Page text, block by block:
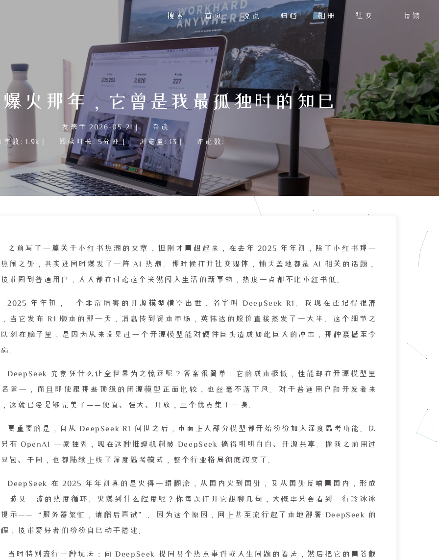
搜索 首页 说说 归档 相册 社交 反馈
爆火那年，它曾是我最孤独时的知己
发表于 2026-05-21 |
杂谈
字数: 1.9k | 阅读时长: 5分钟 | 浏览量: 13 | 评论数:
之前写了一篇关于小红书热潮的文章，但刚才回想起来，在去年 2025 年年初，除了小红书那一
闹之外，其实还同时爆发了一阵 AI 热潮。那时候打开社交媒体，铺天盖地都是 AI 相关的话题，
术圈到普通用户，人人都在讨论这个突然闯入生活的新事物，热度一点都不比小红书低。
2025 年年初，一个非常厉害的开源模型横空出世，名字叫 DeepSeek R1。我现在还记得很清
当它发布 R1 版本的那一天，消息传到资本市场，英伟达的股价直接蒸发了一大半。这个细节之
刻在脑子里，是因为从来没见过一个开源模型能对硬件巨头造成如此巨大的冲击，那种震撼至今
。
DeepSeek 究竟凭什么让全世界为之惊讶呢？答案很简单：它的成本极低，性能却在开源模型里
第一，而且即使跟那些顶级的闭源模型正面比较，也丝毫不落下风。对于普通用户和开发者来
这就已经足够完美了——便宜、强大、开放，三个优点集于一身。
更重要的是，自从 DeepSeek R1 问世之后，市面上大部分模型都开始纷纷加入深度思考功能。以
有 OpenAI 一家独秀，现在这种推理机制被 DeepSeek 搞得明明白白、开源共享。像我之前用过
包、千问，也都陆续上线了深度思考模式，整个行业格局彻底改变了。
DeepSeek 在 2025 年年初真的是火得一塌糊涂，从国内火到国外，又从国外反哺回国内，形成
波又一波的热度循环。火爆到什么程度呢？你每次打开它想聊几句，大概率只会看到一行冷冰冰
示——“服务器繁忙，请稍后再试”。因为这个原因，网上甚至流行起了本地部署 DeepSeek 的
，技术爱好者们纷纷自己动手搭建。
当时特别流行一种玩法：向 DeepSeek 提问某个热点事件或人生问题的看法，然后把它的回答截